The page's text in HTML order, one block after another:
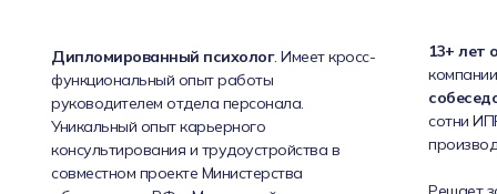
13+ лет
сотни
Дипломированный психолог. Имеет кросс-
функциональный опыт работы
руководителем отдела персонала.
Уникальный опыт карьерного
консультирования и трудоустройства в
совместном проекте Министерства